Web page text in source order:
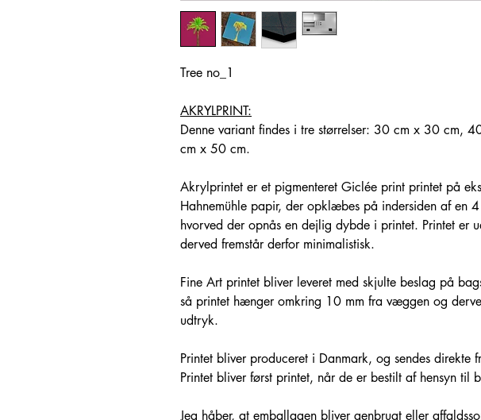
Tree no_1
AKRYLPRINT:
Denne variant findes i tre størrelser: 30 cm x 30 cm,
cm x 50 cm.
Akrylprintet er et pigmenteret Giclée print printet på
Hahnemühle papir, der opklæbes på indersiden af en
hvorved der opnås en dejlig dybde i printet. Printet er
derved fremstår derfor minimalistisk.
Fine Art printet bliver leveret med skjulte beslag på
så printet hænger omkring 10 mm fra væggen og
udtryk.
Printet bliver produceret i Danmark, og sendes direkte
Printet bliver først printet, når de er bestilt af hensyn til
Jeg håber, at emballagen bliver genbrugt eller